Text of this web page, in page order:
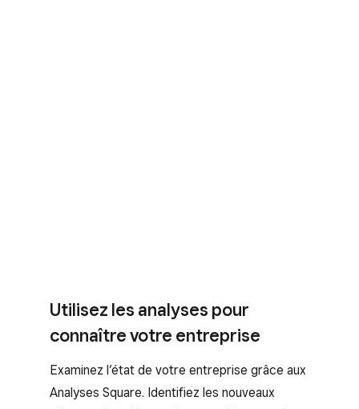
Utilisez les analyses pour
connaître votre entreprise
Examinez l’état de votre entreprise grâce aux
Analyses Square. Identifiez les nouveaux